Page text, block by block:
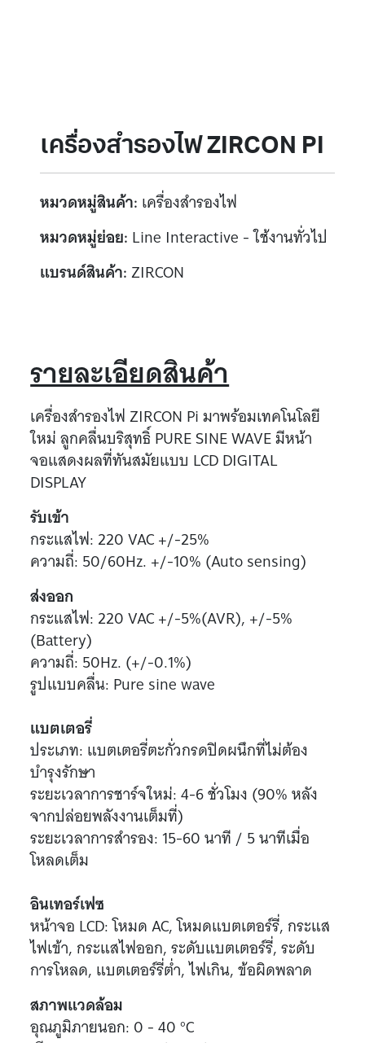
เครื่องสำรองไฟ ZIRCON PI
หมวดหมู่สินค้า: เครื่องสำรองไฟ
หมวดหมู่ย่อย: Line Interactive - ใช้งานทั่วไป
แบรนด์สินค้า:ZIRCON
รายละเอียดสินค้า
เครื่องสำรองไฟ ZIRCON Pi มาพร้อมเทคโนโลยี
ใหม่ ลูกคลื่นบริสุทธิ์ PURE SINE WAVE มีหน้า
จอแสดงผลที่ทันสมัยแบบ LCD DIGITAL
DISPLAY
รับเข้า
กระแสไฟ: 220 VAC +/-25%
ความถี่: 50/60Hz. +/-10% (Auto sensing)
ส่งออก
กระแสไฟ: 220 VAC +/-5%(AVR), +/-5%
(Battery)
ความถี่: 50Hz. (+/-0.1%)
รูปแบบคลื่น: Pure sine wave
แบตเตอรี่
ประเภท: แบตเตอรี่ตะกั่วกรดปิดผนึกที่ไม่ต้อง
บำรุงรักษา
ระยะเวลาการชาร์จใหม่: 4-6 ชั่วโมง (90% หลัง
จากปล่อยพลังงานเต็มที่)
ระยะเวลาการสำรอง: 15-60 นาที / 5 นาทีเมื่อ
โหลดเต็ม
อินเทอร์เฟซ
หน้าจอ LCD: โหมด AC, โหมดแบตเตอร์รี่, กระแส
ไฟเข้า, กระแสไฟออก, ระดับแบตเตอร์รี่, ระดับ
การโหลด, แบตเตอร์รี่ต่ำ, ไฟเกิน, ข้อผิดพลาด
สภาพแวดล้อม
อุณภูมิภายนอก: 0 - 40 °C